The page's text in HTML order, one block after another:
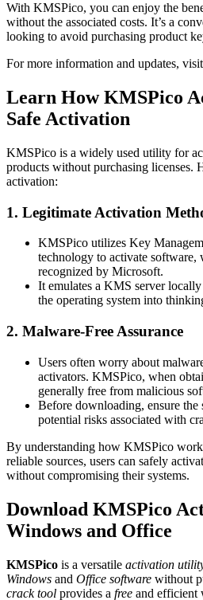
With KMSPico, you can enjoy the
without the associated costs. It’s a
looking to avoid purchasing product
For more information and updates, visit
Learn How KMSPico
Safe Activation
KMSPico is a widely used utility for
products without purchasing licenses.
activation:
1. Legitimate Activation
KMSPico utilizes Key
technology to activate software,
recognized by Microsoft.
It emulates a KMS server
the operating system into
2. Malware-Free Assurance
Users often worry about
activators. KMSPico, when
generally free from malicious
Before downloading, ensure the
potential risks associated with
By understanding how KMSPico
reliable sources, users can safely
without compromising their systems.
Download KMSPico
Windows and Office
KMSPico is a versatile activation
Windows and Office software without
crack tool provides a free and efficient